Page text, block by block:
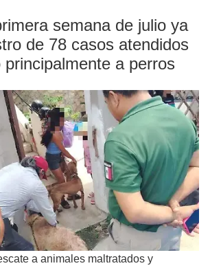
semana de julio ya
de 78 casos atendidos
a perros
a animales maltratados y